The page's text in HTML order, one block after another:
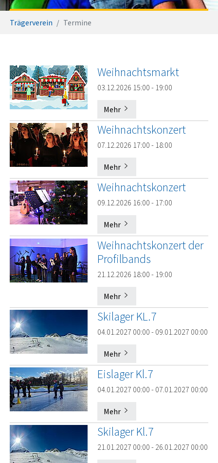
Trägerverein Termine
Weihnachtsmarkt
03.12.2026 15:00 - 19:00
Mehr
Weihnachtskonzert
07.12.2026 17:00 - 18:00
Mehr
Weihnachtskonzert
09.12.2026 16:00 - 17:00
Mehr
Weihnachtskonzert der
Profilbands
21.12.2026 18:00 - 19:00
Mehr
Skilager KL.7
04.01.2027 00:00 - 09.01.2027 00:00
Mehr
Eislager Kl.7
04.01.2027 00:00 - 07.01.2027 00:00
Mehr
Skilager Kl.7
21.01.2027 00:00 - 26.01.2027 00:00